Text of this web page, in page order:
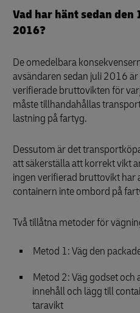
Vad har hänt sedan den
2016?
De omedelbara
avsändaren sedan juli 2016
verifierade bruttovikten för
måste tillhandahållas
lastning på fartyg.
Dessutom är det
att säkerställa att korrekt vikt
ingen verifierad bruttovikt har
containern inte ombord på
Två tillåtna metoder för
Metod 1: Väg den
Metod 2: Väg godset och
innehåll och lägg till
taravikt